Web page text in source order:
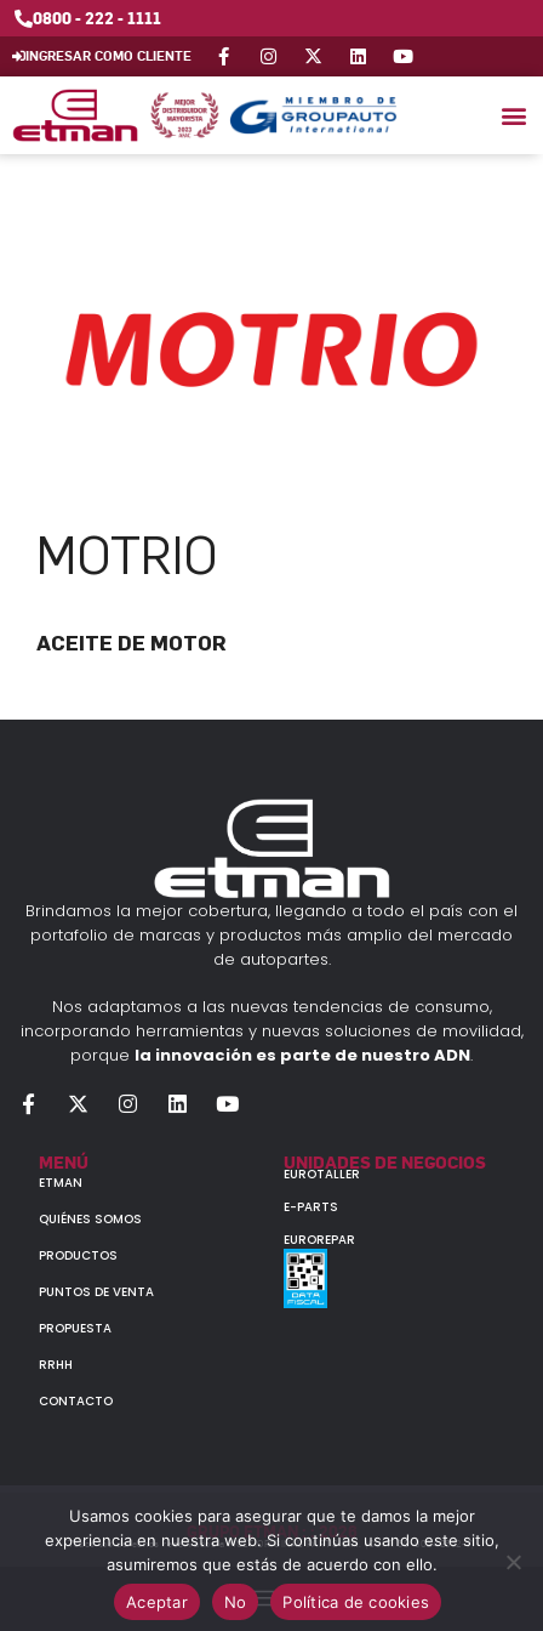
0800 - 222 - 1111
INGRESAR COMO CLIENTE
MOTRIO
ACEITE DE MOTOR
Brindamos la mejor cobertura, llegando a todo el país con el
portafolio de marcas y productos más amplio del mercado
de autopartes.
Nos adaptamos a las nuevas tendencias de consumo,
incorporando herramientas y nuevas soluciones de movilidad,
porque la innovación es parte de nuestro ADN.
MENÚ
ETMAN
QUIÉNES SOMOS
PRODUCTOS
PUNTOS DE VENTA
PROPUESTA
RRHH
CONTACTO
UNIDADES DE NEGOCIOS
EUROTALLER
E-PARTS
EUROREPAR
GRUPO ETMAN : : 2026
Todos los derechos reservados a MULTIORIGINAL PARTS S.A. (CUIT: 30-60142852-7)
Usamos cookies para asegurar que te damos la mejor
experiencia en nuestra web. Si continúas usando este sitio,
asumiremos que estás de acuerdo con ello.
Aceptar
No Política de cookies